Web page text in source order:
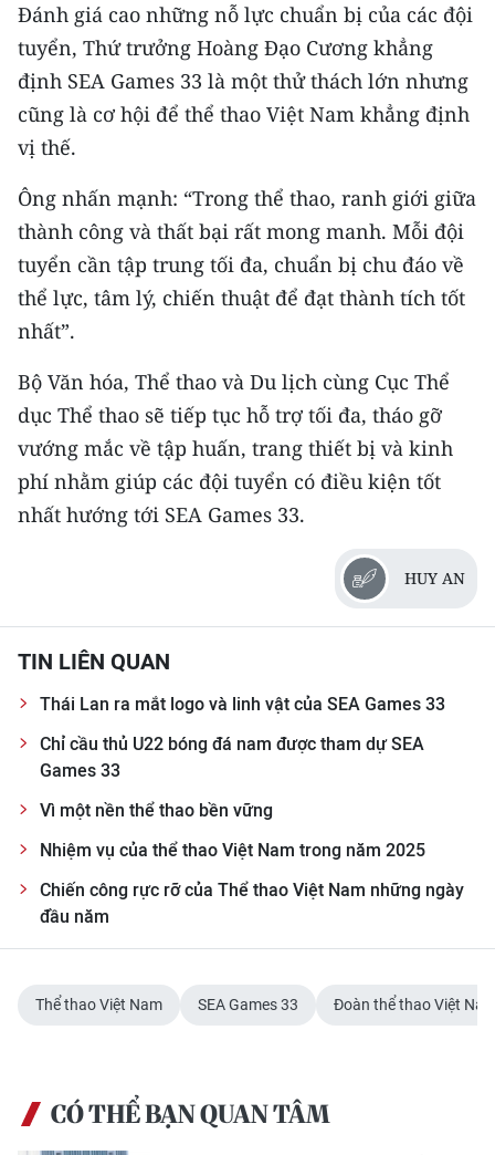
Đánh giá cao những nỗ lực chuẩn bị của các đội
tuyển, Thứ trưởng Hoàng Đạo Cương khẳng
định SEA Games 33 là một thử thách lớn nhưng
cũng là cơ hội để thể thao Việt Nam khẳng định
vị thế.
Ông nhấn mạnh: “Trong thể thao, ranh giới giữa
thành công và thất bại rất mong manh. Mỗi đội
tuyển cần tập trung tối đa, chuẩn bị chu đáo về
thể lực, tâm lý, chiến thuật để đạt thành tích tốt
nhất”.
Bộ Văn hóa, Thể thao và Du lịch cùng Cục Thể
dục Thể thao sẽ tiếp tục hỗ trợ tối đa, tháo gỡ
vướng mắc về tập huấn, trang thiết bị và kinh
phí nhằm giúp các đội tuyển có điều kiện tốt
nhất hướng tới SEA Games 33.
HUY AN
TIN LIÊN QUAN
Thái Lan ra mắt logo và linh vật của SEA Games 33
Chỉ cầu thủ U22 bóng đá nam được tham dự SEA
Games 33
Vì một nền thể thao bền vững
Nhiệm vụ của thể thao Việt Nam trong năm 2025
Chiến công rực rỡ của Thể thao Việt Nam những ngày
đầu năm
Thể thao Việt Nam SEA Games 33 Đoàn thể thao Việt
CÓ THỂ BẠN QUAN TÂM